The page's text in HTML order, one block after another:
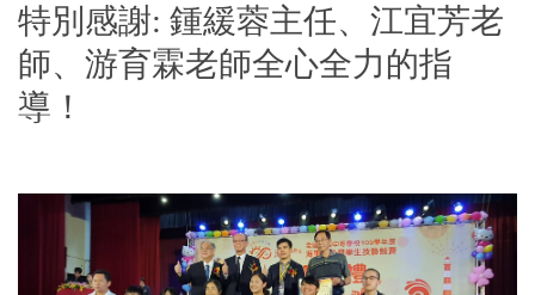
特別感謝: 鍾緩蓉主任、江宜芳老
師、游育霖老師全心全力的指
導！